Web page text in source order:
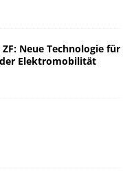
Neue Technologie für
Elektromobilität